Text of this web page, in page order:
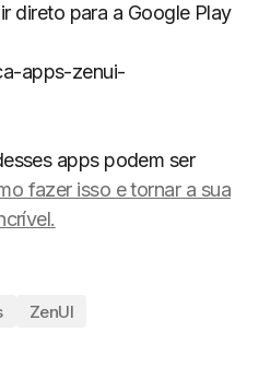
direto para a Google Play
apps podem ser
fazer isso e tornar a sua
ZenUI